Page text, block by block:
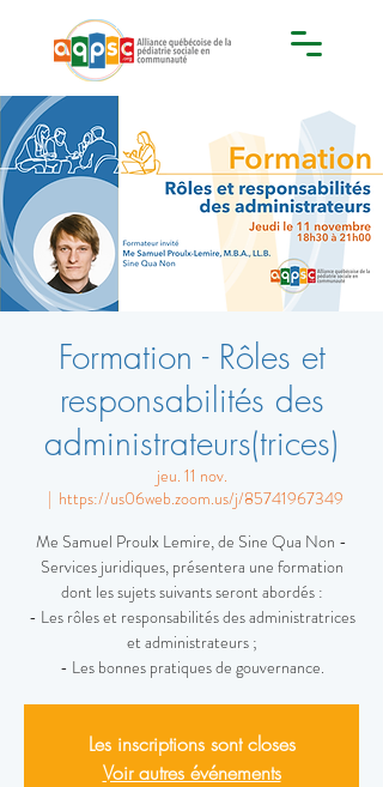
Formation - Rôles et
responsabilités des
administrateurs(trices)
jeu. 11 nov.
  |
https://us06web.zoom.us/j/85741967349
Me Samuel Proulx Lemire, de Sine Qua Non -
Services juridiques, présentera une formation
dont les sujets suivants seront abordés :
- Les rôles et responsabilités des administratrices
et administrateurs ;
- Les bonnes pratiques de gouvernance.
Les inscriptions sont closes
Voir autres événements